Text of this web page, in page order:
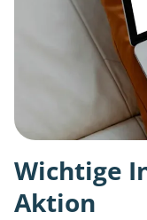
Wichtige
Aktion